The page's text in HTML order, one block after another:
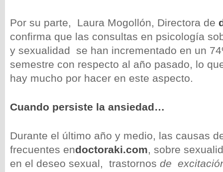
Por su parte, Laura Mogollón, Directora de
confirma que las consultas en psicología
y sexualidad se han incrementado en un
semestre con respecto al año pasado, lo
hay mucho por hacer en este aspecto.
Cuando persiste la ansiedad…
Durante el último año y medio, las causas
frecuentes endoctoraki.com, sobre
en el deseo sexual, trastornos de